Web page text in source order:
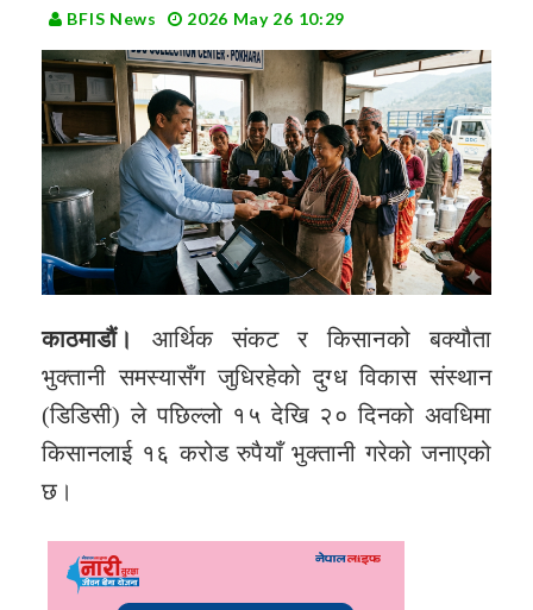
BFIS News 2026 May 26 10:29
काठमाडौं।
आर्थिक संकट र किसानको बक्यौता
भुक्तानी समस्यासँग जुधिरहेको दुग्ध विकास संस्थान
(डिडिसी) ले पछिल्लो १५ देखि २० दिनको अवधिमा
किसानलाई १६ करोड रुपैयाँ भुक्तानी गरेको जनाएको
छ।